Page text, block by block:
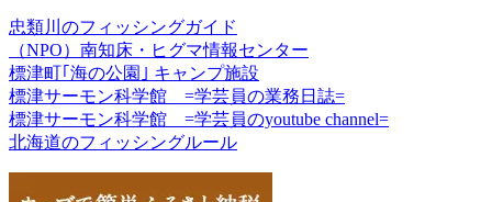
忠類川のフィッシングガイド
（NPO）南知床・ヒグマ情報センター
標津町｢海の公園｣ キャンプ施設
標津サーモン科学館 =学芸員の業務日誌=
標津サーモン科学館 =学芸員のyoutube channel=
北海道のフィッシングルール